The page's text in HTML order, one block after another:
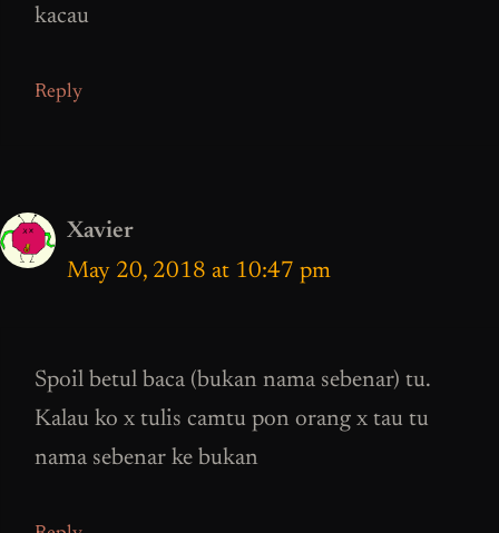
kacau
Reply
Xavier
May 20, 2018 at 10:47 pm
Spoil betul baca (bukan nama sebenar) tu.
Kalau ko x tulis camtu pon orang x tau tu
nama sebenar ke bukan